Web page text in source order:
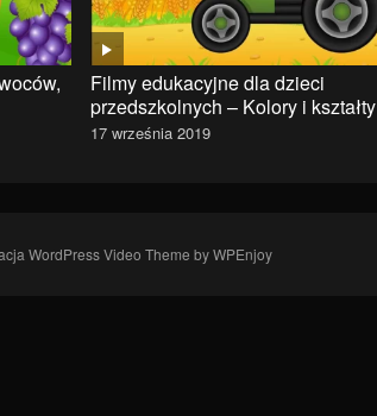
Filmy edukacyjne dla dzieci
przedszkolnych – Kolory i kształty
17 września 2019
WordPress Video Theme byWPEnjoy